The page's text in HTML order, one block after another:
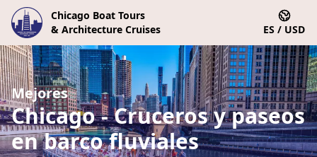
Chicago Boat Tours
& Architecture Cruises
ES / USD
Mejores
Chicago - Cruceros y paseos
en barco fluviales